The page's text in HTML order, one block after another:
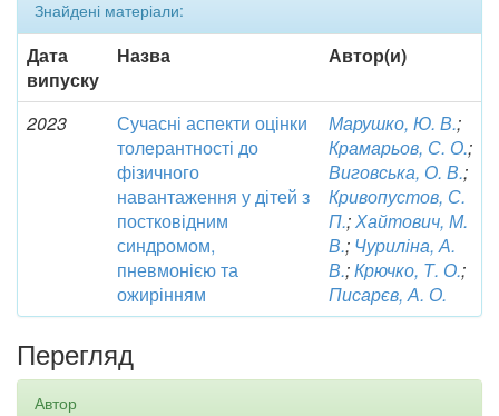
Знайдені матеріали:
Дата
випуску
Назва Автор(и)
2023
Сучасні аспекти оцінки
толерантності до
фізичного
навантаження у дітей з
постковідним
синдромом,
пневмонією та
ожирінням
Марушко, Ю. В.;
Крамарьов, С. О.;
Виговська, О. В.;
Кривопустов, С.
П.;Хайтович, М.
В.; Чуриліна, А.
В.;Крючко, Т. О.;
Писарєв, А. О.
Перегляд
Автор